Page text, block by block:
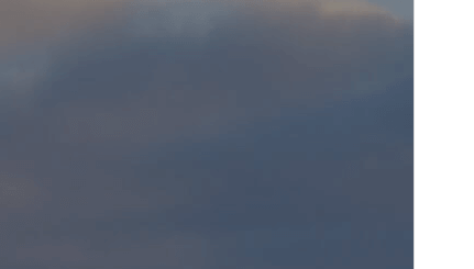
2026-07-16